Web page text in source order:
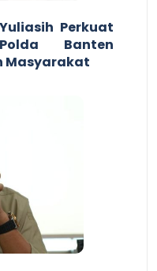
Perkuat
Banten
Masyarakat